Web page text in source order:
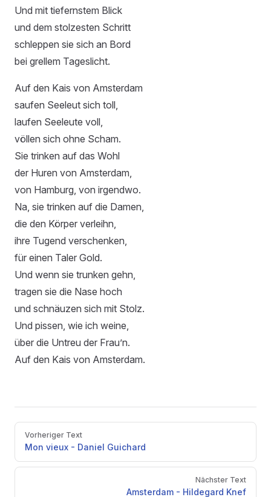
Und mit tiefernstem Blick
und dem stolzesten Schritt
schleppen sie sich an Bord
bei grellem Tageslicht.
Auf den Kais von Amsterdam
saufen Seeleut sich toll,
laufen Seeleute voll,
völlen sich ohne Scham.
Sie trinken auf das Wohl
der Huren von Amsterdam,
von Hamburg, von irgendwo.
Na, sie trinken auf die Damen,
die den Körper verleihn,
ihre Tugend verschenken,
für einen Taler Gold.
Und wenn sie trunken gehn,
tragen sie die Nase hoch
und schnäuzen sich mit Stolz.
Und pissen, wie ich weine,
über die Untreu der Frau’n.
Auf den Kais von Amsterdam.
PagerVorheriger Text
Mon vieux - Daniel Guichard
Nächster Text
Amsterdam - Hildegard Knef